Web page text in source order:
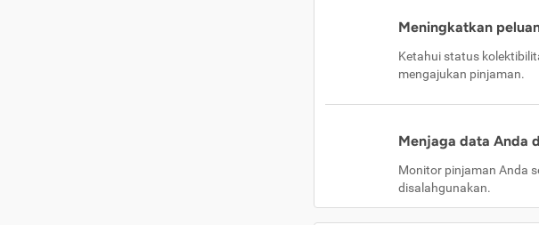
Meningkatkan
Ketahui status
mengajukan pinjaman.
Menjaga data Anda
Monitor pinjaman Anda
disalahgunakan.